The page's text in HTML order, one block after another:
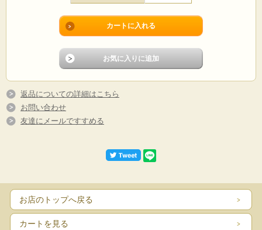
返品についての詳細はこちら
お問い合わせ
友達にメールですすめる
お店のトップへ戻る
カートを見る